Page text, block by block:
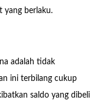
yang berlaku.
adalah tidak
ini terbilang cukup
saldo yang dibeli